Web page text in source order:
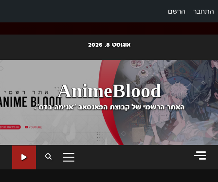
התחבר הרשם
content
אוגוסט 8, 2026
AnimeBlood
האתר הרשמי של קבוצת הפאנסאב "אנימה בדם".
PRIMARY